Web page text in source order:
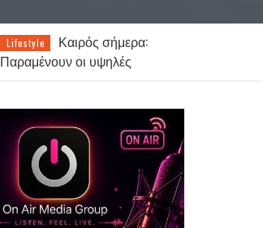
Lifestyle
Καιρός σήμερα:
Παραμένουν οι υψηλές
Αιγαίο